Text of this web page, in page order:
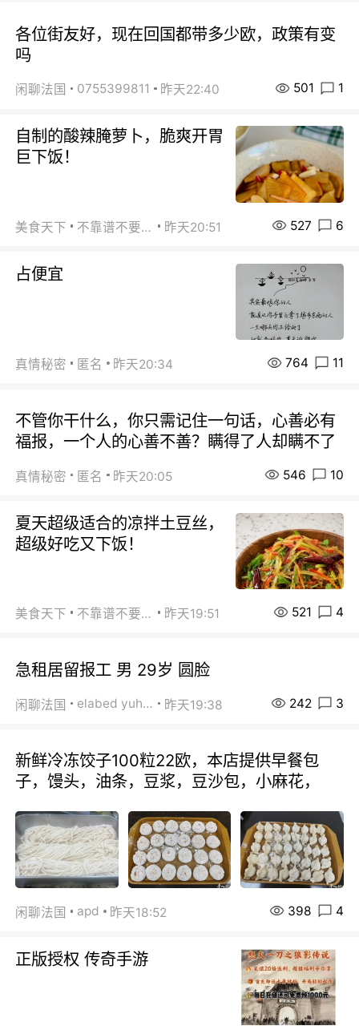
各位街友好，现在回国都带多少欧，政策有变
吗
闲聊法国 0755399811 昨天22:40 501 1
自制的酸辣腌萝卜，脆爽开胃
巨下饭！
美食天下 不靠谱不要联系 昨天20:51 527 6
占便宜
真情秘密 匿名 昨天20:34 764 11
不管你干什么，你只需记住一句话，心善必有
福报，一个人的心善不善？瞒得了人却瞒不了
真情秘密 匿名 昨天20:05 546 10
夏天超级适合的凉拌土豆丝，
超级好吃又下饭！
美食天下 不靠谱不要联系 昨天19:51 521 4
急租居留报工 男 29岁 圆脸
闲聊法国 elabed yuhua 昨天19:38 242 3
新鲜冷冻饺子100粒22欧，本店提供早餐包
子，馒头，油条，豆浆，豆沙包，小麻花，
闲聊法国 apd 昨天18:52 398 4
正版授权 传奇手游